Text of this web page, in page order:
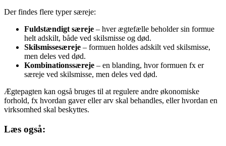
Der findes flere typer særeje:
Fuldstændigt særeje – hver ægtefælle beholder sin formue
helt adskilt, både ved skilsmisse og død.
Skilsmissesæreje – formuen holdes adskilt ved skilsmisse,
men deles ved død.
Kombinationssæreje – en blanding, hvor formuen fx er
særeje ved skilsmisse, men deles ved død.
Ægtepagten kan også bruges til at regulere andre økonomiske
forhold, fx hvordan gaver eller arv skal behandles, eller hvordan en
virksomhed skal beskyttes.
Læs også: